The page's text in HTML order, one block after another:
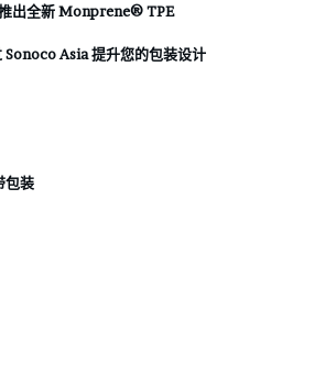
出全新 Monprene® TPE
Sonoco Asia 提升您的包装设计
包装